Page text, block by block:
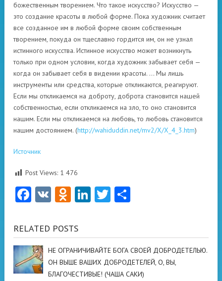
божественным творением. Что такое искусство? Искусство —
это создание красоты в любой форме. Пока художник считает
все созданное им в любой форме своим собственным
творением, покуда он тщеславно гордится им, он не узнал
истинного искусства. Истинное искусство может возникнуть
только при одном условии, когда художник забывает себя —
когда он забывает себя в видении красоты. … Мы лишь
инструменты или средства, которые откликаются, реагируют.
Если мы откликаемся на доброту, доброта становится нашей
собственностью, если откликаемся на зло, то оно становится
нашим. Если мы откликаемся на любовь, то любовь становится
нашим достоянием. (http://wahiduddin.net/mv2/X/X_4_3.htm)
Источник
Post Views: 1 476
Facebook
VK Odnoklassniki
LinkedIn
Twitter
RELATED POSTS
НЕ ОГРАНИЧИВАЙТЕ БОГА СВОЕЙ ДОБРОДЕТЕЛЬЮ.
ОН ВЫШЕ ВАШИХ ДОБРОДЕТЕЛЕЙ, О, ВЫ,
БЛАГОЧЕСТИВЫЕ! (ЧАША САКИ)